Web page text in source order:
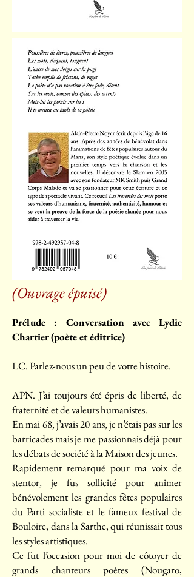
(Ouvrage épuisé)
Prélude : Conversation avec Lydie
Chartier (poète et éditrice)
LC. Parlez-nous un peu de votre histoire.
APN. J’ai toujours été épris de liberté, de
fraternité et de valeurs humanistes.
En mai 68, j’avais 20 ans, je n’étais pas sur les
barricades mais je me passionnais déjà pour
les débats de société à la Maison des jeunes.
Rapidement remarqué pour ma voix de
stentor, je fus sollicité pour animer
bénévolement les grandes fêtes populaires
du Parti socialiste et le fameux festival de
Bouloire, dans la Sarthe, qui réunissait tous
les styles artistiques.
Ce fut l’occasion pour moi de côtoyer de
grands chanteurs poètes (Nougaro,